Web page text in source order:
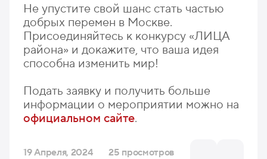
Не упустите свой шанс стать частью
добрых перемен в Москве.
Присоединяйтесь к конкурсу «ЛИЦА
района» и докажите, что ваша идея
способна изменить мир!
Подать заявку и получить больше
информации о мероприятии можно на
официальном сайте.
19 Апреля, 2024 25 просмотров